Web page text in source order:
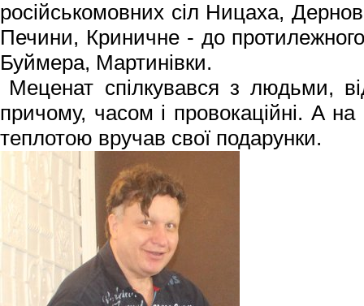
російськомовних сіл Ницаха,
Печини, Криничне - до
Буймера, Мартинівки.
Меценат спіл­кувався з людьми,
причому, часом і провокаційні. А на
теплотою вручав свої подарунки.